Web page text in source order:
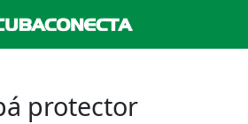
protector